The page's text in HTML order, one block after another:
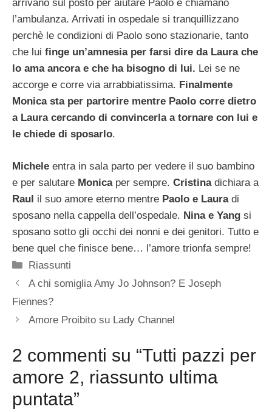
arrivano sul posto per aiutare Paolo e chiamano
l’ambulanza. Arrivati in ospedale si tranquillizzano
perchè le condizioni di Paolo sono stazionarie, tanto
che lui finge un’amnesia per farsi dire da Laura che
lo ama ancora e che ha bisogno di lui. Lei se ne
accorge e corre via arrabbiatissima. Finalmente
Monica sta per partorire mentre Paolo corre dietro
a Laura cercando di convincerla a tornare con lui e
le chiede di sposarlo.
Michele entra in sala parto per vedere il suo bambino
e per salutare Monica per sempre. Cristinadichiara a
Raul il suo amore eterno mentre Paolo e Lauradi
sposano nella cappella dell’ospedale. Nina e Yang si
sposano sotto gli occhi dei nonni e dei genitori. Tutto e
bene quel che finisce bene… l’amore trionfa sempre!
Categorie
Riassunti
A chi somiglia Amy Jo Johnson? E Joseph
Fiennes?
Amore Proibito su Lady Channel
2 commenti su “Tutti pazzi per
amore 2, riassunto ultima
puntata”